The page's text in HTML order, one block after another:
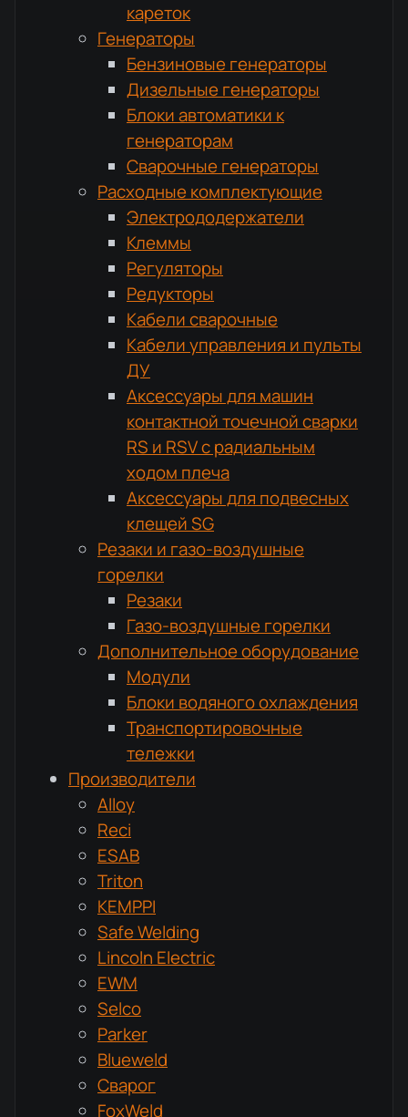
кареток
Генераторы
Бензиновые генераторы
Дизельные генераторы
Блоки автоматики к
генераторам
Сварочные генераторы
Расходные комплектующие
Электрододержатели
Клеммы
Регуляторы
Редукторы
Кабели сварочные
Кабели управления и пульты
ДУ
Аксессуары для машин
контактной точечной сварки
RS и RSV с радиальным
ходом плеча
Аксессуары для подвесных
клещей SG
Резаки и газо-воздушные
горелки
Резаки
Газо-воздушные горелки
Дополнительное оборудование
Модули
Блоки водяного охлаждения
Транспортировочные
тележки
Производители
Alloy
Reci
ESAB
Triton
KEMPPI
Safe Welding
Lincoln Electric
EWM
Selco
Parker
Blueweld
Сварог
FoxWeld